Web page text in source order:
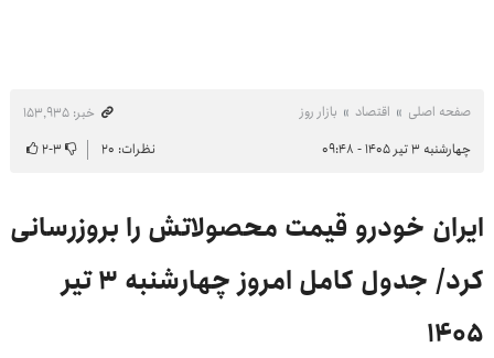
صفحه اصلی اقتصاد بازار روز
خبر: ۱۵۳٬۹۳۵
چهارشنبه ۳ تیر ۱۴۰۵ - ۰۹:۴۸
نظرات: ۲۰ ۳-۲
ایران خودرو قیمت‌ محصولاتش را بروزرسانی
کرد/ جدول کامل امروز چهارشنبه ۳ تیر
۱۴۰۵